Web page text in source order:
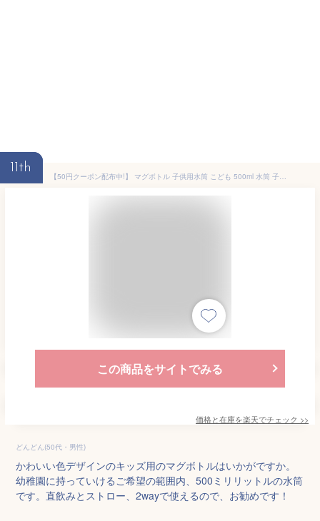
11th
【50円クーポン配布中!】 マグボトル 子供用水筒 こども 500ml 水筒 子ども キッズ ストロー 直飲み コップ飲み 2WAY カバー付き 超軽量 水筒子供 幼稚園 幼児 保育園 園児 ステンレスボトル 保温 保冷 漏れ防止 広口 洗いやすい
この商品をサイトでみる
価格と在庫を楽天でチェック >>
どんどん(50代・男性)
かわいい色デザインのキッズ用のマグボトルはいかがですか。
幼稚園に持っていけるご希望の範囲内、500ミリリットルの水筒
です。直飲みとストロー、2wayで使えるので、お勧めです！